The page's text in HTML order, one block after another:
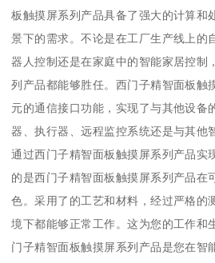
板触摸屏系列产品具备了强大的计算和
景下的需求。不论是在工厂生产线上的
器人控制还是在家庭中的智能家居控制
列产品都能够胜任。西门子精智面板触
元的通信接口功能，实现了与其他设备
器、执行器、远程监控系统还是与其他
通过西门子精智面板触摸屏系列产品实
的是西门子精智面板触摸屏系列产品在
色。采用了的工艺和材料，经过严格的
境下都能够正常工作。这为您的工作和
门子精智面板触摸屏系列产品是您在智